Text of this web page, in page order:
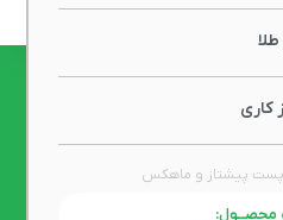
پیشتاز و ماهکس